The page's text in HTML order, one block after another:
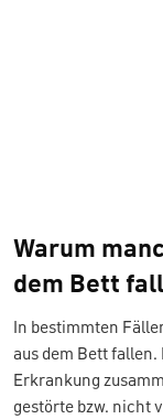
Warum
dem Bett
In bestimmten
aus dem Bett
Erkrankung
gestörte bzw. nicht